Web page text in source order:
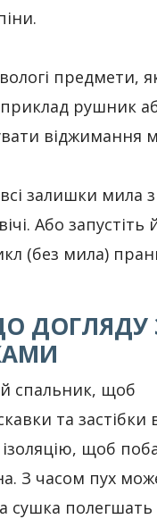
предмети,
рушник
віджимання
залишки мила
Або запустіть
(без мила)
ДОГЛЯДУ
спальник, щоб
та застібки
щоб
З часом пух
сушка